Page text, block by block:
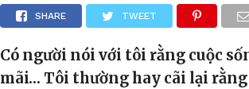
SHARE TWEET
Có người nói với tôi rằng cuộc
mãi… Tôi thường hay cãi lại